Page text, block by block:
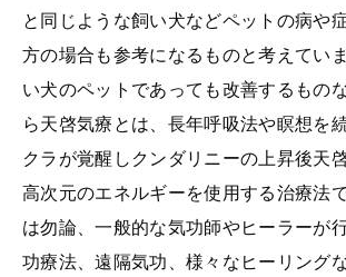
と同じような飼い犬などペットの病や
方の場合も参考になるものと考えてい
い犬のペットであっても改善するもの
ら天啓気療とは、長年呼吸法や瞑想を
クラが覚醒しクンダリニーの上昇後天
高次元のエネルギーを使用する治療法
は勿論、一般的な気功師やヒーラーが
功療法、遠隔気功、様々なヒーリング